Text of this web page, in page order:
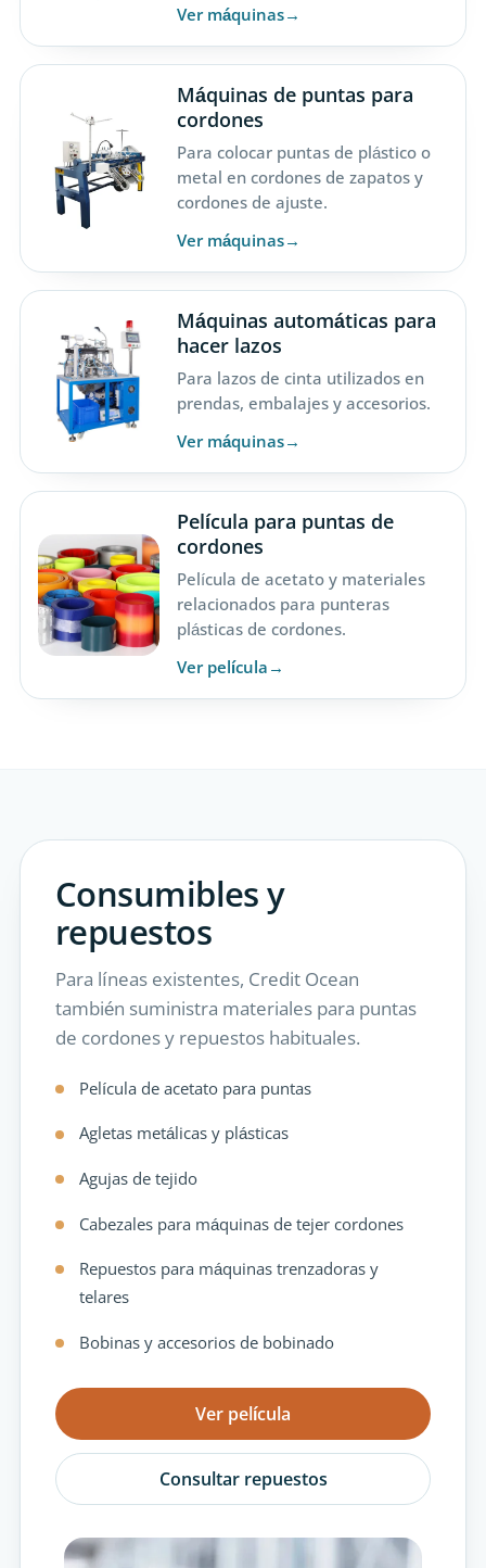
Ver máquinas
Máquinas de puntas para
cordones
Para colocar puntas de plástico o
metal en cordones de zapatos y
cordones de ajuste.
Ver máquinas
Máquinas automáticas para
hacer lazos
Para lazos de cinta utilizados en
prendas, embalajes y accesorios.
Ver máquinas
Película para puntas de
cordones
Película de acetato y materiales
relacionados para punteras
plásticas de cordones.
Ver película
Consumibles y
repuestos
Para líneas existentes, Credit Ocean
también suministra materiales para puntas
de cordones y repuestos habituales.
Película de acetato para puntas
Agletas metálicas y plásticas
Agujas de tejido
Cabezales para máquinas de tejer cordones
Repuestos para máquinas trenzadoras y
telares
Bobinas y accesorios de bobinado
Ver película
Consultar repuestos